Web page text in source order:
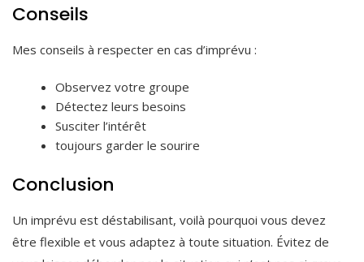
Conseils
Mes conseils à respecter en cas d’imprévu :
Observez votre groupe
Détectez leurs besoins
Susciter l’intérêt
toujours garder le sourire
Conclusion
Un imprévu est déstabilisant, voilà pourquoi vous devez
être flexible et vous adaptez à toute situation. Évitez de